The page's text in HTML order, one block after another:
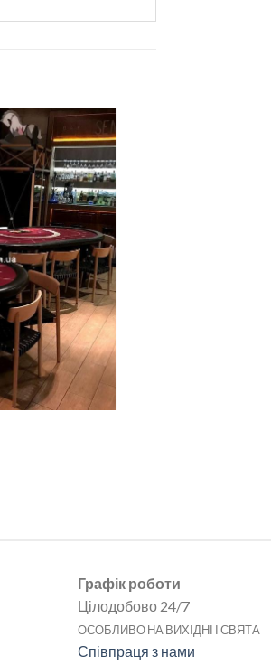
Графік роботи
Цілодобово 24/7
ОСОБЛИВО НА ВИХІДНІ І СВЯТА
Співпраця з нами